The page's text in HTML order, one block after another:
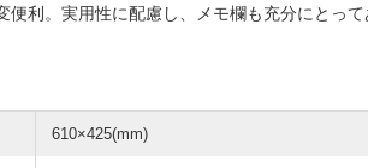
利。実用性に配慮し、メモ欄も充分にとって
610×425(mm)